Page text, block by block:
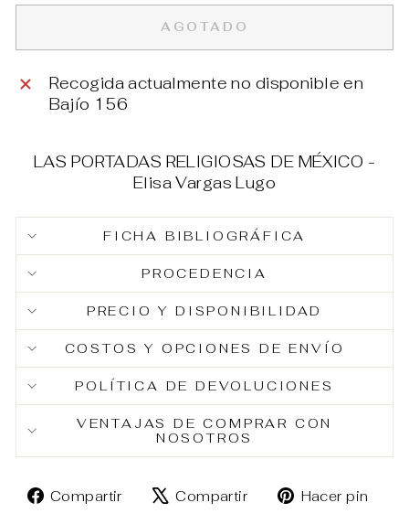
AGOTADO
Recogida actualmente no disponible en
Bajío 156
LAS PORTADAS RELIGIOSAS DE MÉXICO -
Elisa Vargas Lugo
FICHA BIBLIOGRÁFICA
PROCEDENCIA
PRECIO Y DISPONIBILIDAD
COSTOS Y OPCIONES DE ENVÍO
POLÍTICA DE DEVOLUCIONES
VENTAJAS DE COMPRAR CON
NOSOTROS
Compartir
Compartir
Compartir
TuitearHacer pin